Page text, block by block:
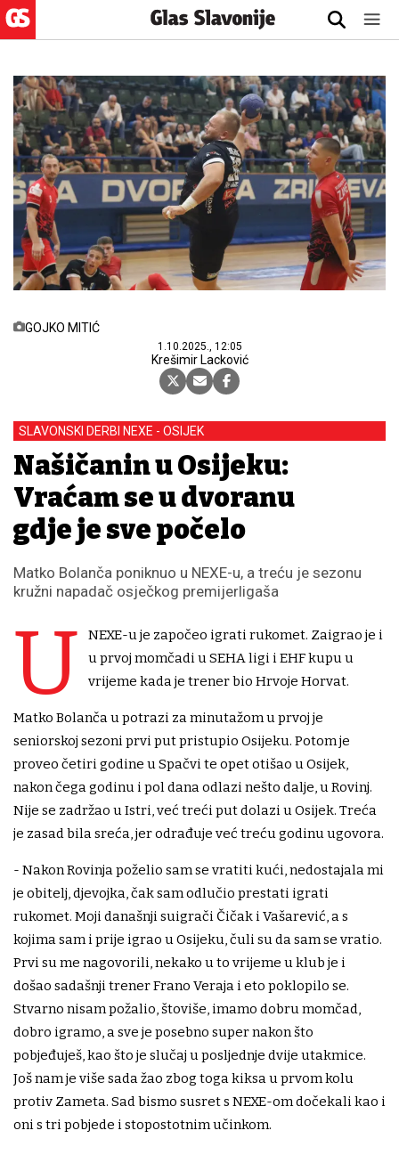
GOJKO MITIĆ
1.10.2025., 12:05
Krešimir Lacković
SLAVONSKI DERBI NEXE - OSIJEK
Našičanin u Osijeku:
Vraćam se u dvoranu
gdje je sve počelo
Matko Bolanča poniknuo u NEXE-u, a treću je sezonu
kružni napadač osječkog premijerligaša
U
NEXE-u je započeo igrati rukomet. Zaigrao je i
u prvoj momčadi u SEHA ligi i EHF kupu u
vrijeme kada je trener bio Hrvoje Horvat.
Matko Bolanča u potrazi za minutažom u prvoj je
seniorskoj sezoni prvi put pristupio Osijeku. Potom je
proveo četiri godine u Spačvi te opet otišao u Osijek,
nakon čega godinu i pol dana odlazi nešto dalje, u Rovinj.
Nije se zadržao u Istri, već treći put dolazi u Osijek. Treća
je zasad bila sreća, jer odrađuje već treću godinu ugovora.
- Nakon Rovinja poželio sam se vratiti kući, nedostajala mi
je obitelj, djevojka, čak sam odlučio prestati igrati
rukomet. Moji današnji suigrači Čičak i Vašarević, a s
kojima sam i prije igrao u Osijeku, čuli su da sam se vratio.
Prvi su me nagovorili, nekako u to vrijeme u klub je i
došao sadašnji trener Frano Veraja i eto poklopilo se.
Stvarno nisam požalio, štoviše, imamo dobru momčad,
dobro igramo, a sve je posebno super nakon što
pobjeđuješ, kao što je slučaj u posljednje dvije utakmice.
Još nam je više sada žao zbog toga kiksa u prvom kolu
protiv Zameta. Sad bismo susret s NEXE-om dočekali kao i
oni s tri pobjede i stopostotnim učinkom.